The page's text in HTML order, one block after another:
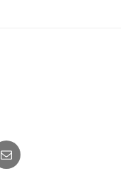
Newsletter